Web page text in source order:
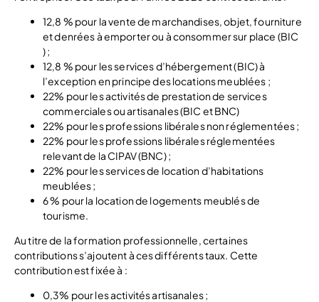
12,8 % pour la vente de marchandises, objet, fourniture
et denrées à emporter ou à consommer sur place (BIC
) ;
12,8 % pour les services d’hébergement (BIC) à
l’exception en principe des locations meublées ;
22% pour les activités de prestation de services
commerciales ou artisanales (BIC et BNC)
22% pour les professions libérales non réglementées ;
22% pour les professions libérales réglementées
relevant de la CIPAV (BNC) ;
22% pour les services de location d’habitations
meublées ;
6 % pour la location de logements meublés de
tourisme.
Au titre de la formation professionnelle, certaines
contributions s’ajoutent à ces différents taux. Cette
contribution est fixée à :
0,3% pour les activités artisanales ;